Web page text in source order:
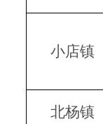
小店镇
北杨镇